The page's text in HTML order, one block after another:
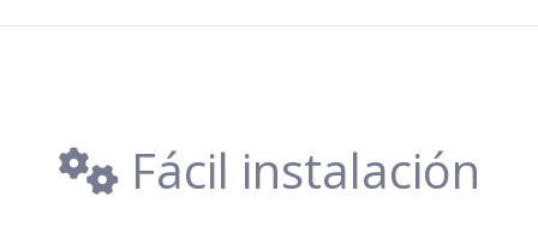
Fácil instalación